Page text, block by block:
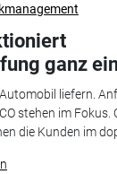
ganz
liefern.
stehen im Fokus.
die Kunden im